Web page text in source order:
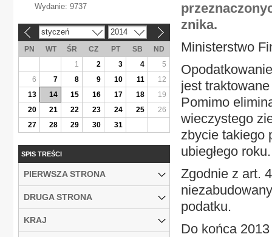
znika.
Ministerstwo
jest
Pomimo
wieczystego
zbycie takiego
ubiegłego roku.
Zgodnie z art.
podatku.
Do końca
Wydanie: 9737
styczeń 2014
PN WT ŚR CZ PT SB
ND
1
2 3 4
5
6
7 8 9 10 11
12
13
14 15 16 17 18
19
20
21 22 23 24 25
26
27
28 29 30 31
SPIS TREŚCI
PIERWSZA STRONA
DRUGA STRONA
KRAJ